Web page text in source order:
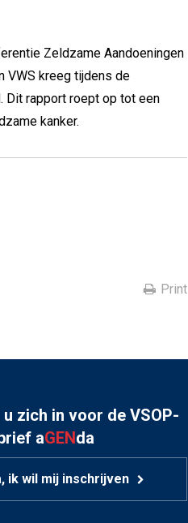
Zeldzame Aandoeningen
VWS kreeg tijdens de
Dit rapport roept op tot een
kanker.
Print
zich in voor de VSOP-
aGENda
ik wil mij inschrijven